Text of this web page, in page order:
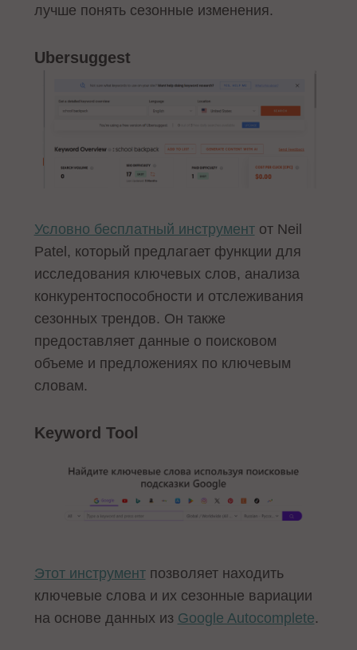
лучше понять сезонные изменения.
Ubersuggest
Условно бесплатный инструментот Neil
Patel, который предлагает функции для
исследования ключевых слов, анализа
конкурентоспособности и отслеживания
сезонных трендов. Он также
предоставляет данные о поисковом
объеме и предложениях по ключевым
словам.
Keyword Tool
Этот инструментпозволяет находить
ключевые слова и их сезонные вариации
на основе данных из Google Autocomplete.